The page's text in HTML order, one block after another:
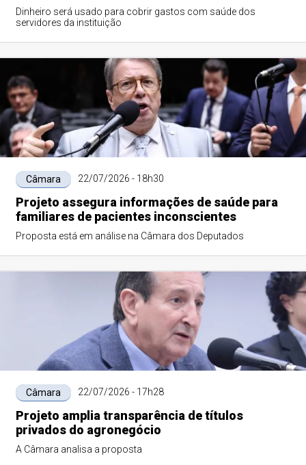
Dinheiro será usado para cobrir gastos com saúde dos
servidores da instituição
Câmara 22/07/2026 - 18h30
Projeto assegura informações de saúde para
familiares de pacientes inconscientes
Proposta está em análise na Câmara dos Deputados
Câmara 22/07/2026 - 17h28
Projeto amplia transparência de títulos
privados do agronegócio
A Câmara analisa a proposta